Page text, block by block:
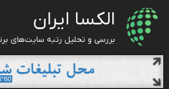
الکسا ایران
بررسی و تحلیل رتبه سایت‌های